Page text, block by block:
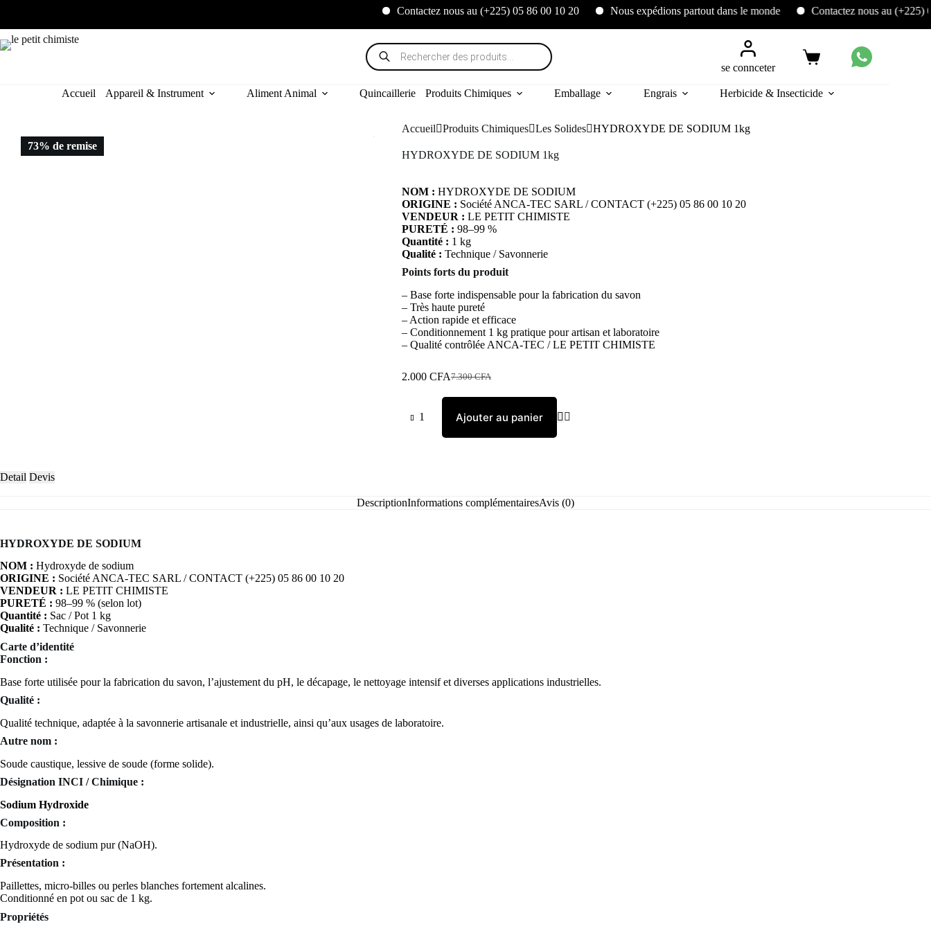
Contactez nous au (+225) 05 86 00 10 20 Nous expédions partout dans le monde Contactez nous au (+225) 05 86
se connceter
Accueil Appareil & Instrument Aliment Animal Quincaillerie Produits Chimiques Emballage Engrais Herbicide & Insecticide
73% de remise
Accueil Produits Chimiques Les Solides HYDROXYDE DE SODIUM 1kg
HYDROXYDE DE SODIUM 1kg
NOM : HYDROXYDE DE SODIUM
ORIGINE : Société ANCA-TEC SARL / CONTACT (+225) 05 86 00 10 20
VENDEUR : LE PETIT CHIMISTE
PURETÉ : 98–99 %
Quantité : 1 kg
Qualité : Technique / Savonnerie
Points forts du produit
– Base forte indispensable pour la fabrication du savon
– Très haute pureté
– Action rapide et efficace
– Conditionnement 1 kg pratique pour artisan et laboratoire
– Qualité contrôlée ANCA-TEC / LE PETIT CHIMISTE
7.300CFA
2.000 CFA
Ajouter au panier
Detail Devis
DescriptionInformations complémentairesAvis (0)
HYDROXYDE DE SODIUM
NOM : Hydroxyde de sodium
ORIGINE : Société ANCA-TEC SARL / CONTACT (+225) 05 86 00 10 20
VENDEUR : LE PETIT CHIMISTE
PURETÉ : 98–99 % (selon lot)
Quantité : Sac / Pot 1 kg
Qualité : Technique / Savonnerie
Carte d’identité
Fonction :
Base forte utilisée pour la fabrication du savon, l’ajustement du pH, le décapage, le nettoyage intensif et diverses applications industrielles.
Qualité :
Qualité technique, adaptée à la savonnerie artisanale et industrielle, ainsi qu’aux usages de laboratoire.
Autre nom :
Soude caustique, lessive de soude (forme solide).
Désignation INCI / Chimique :
Sodium Hydroxide
Composition :
Hydroxyde de sodium pur (NaOH).
Présentation :
Paillettes, micro-billes ou perles blanches fortement alcalines.
Conditionné en pot ou sac de 1 kg.
Propriétés